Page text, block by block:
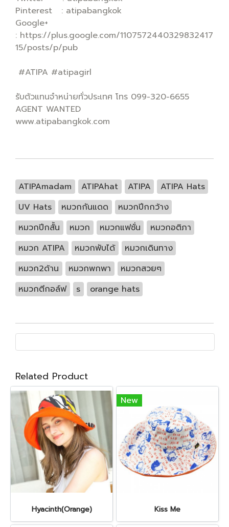
Pinterest : atipabangkok
Google+
: https://plus.google.com/1107572440329832417
15/posts/p/pub
#ATIPA #atipagirl
รับตัวแทนจำหน่ายทั่วประเทศ โทร 099-320-6655
AGENT WANTED
www.atipabangkok.com
ATIPAmadam ATIPAhat ATIPA
ATIPA Hats
UV Hats
หมวกกันแดด
หมวกปีกกว้าง
หมวกปีกสั้น
หมวก หมวกแฟชั่น
หมวกอติภา
หมวก ATIPA
หมวกพับได้
หมวกเดินทาง
หมวก2ด้าน
หมวกพกพา
หมวกสวยๆ
หมวกตีกอล์ฟ
s orange hats
Related Product
Hyacinth(Orange)
New
Kiss Me